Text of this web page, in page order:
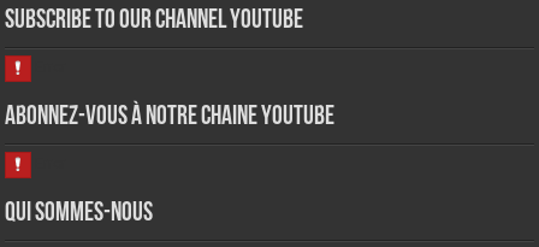
Subscribe to our Channel Youtube
Abonnez-vous à notre chaine Youtube
Qui sommes-nous